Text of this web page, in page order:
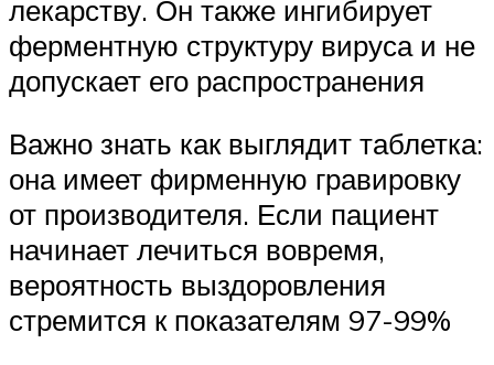
лекарству. Он также ингибирует
ферментную структуру вируса и не
допускает его распространения
Важно знать как выглядит таблетка:
она имеет фирменную гравировку
от производителя. Если пациент
начинает лечиться вовремя,
вероятность выздоровления
стремится к показателям 97-99%